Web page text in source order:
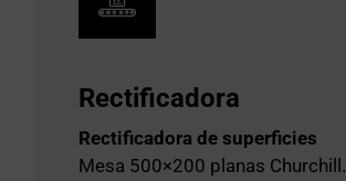
Rectificadora
Rectificadora de superficies
Mesa 500×200 planas Churchill.